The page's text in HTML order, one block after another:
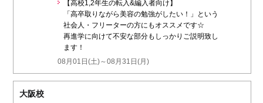
【高校1,2年生の転入&編入者向け】
「高卒取りながら美容の勉強がしたい！」という
社会人・フリーターの方にもオススメです☆
再進学に向けて不安な部分もしっかりご説明致し
ます！
08月01日(土)～08月31日(月)
大阪校